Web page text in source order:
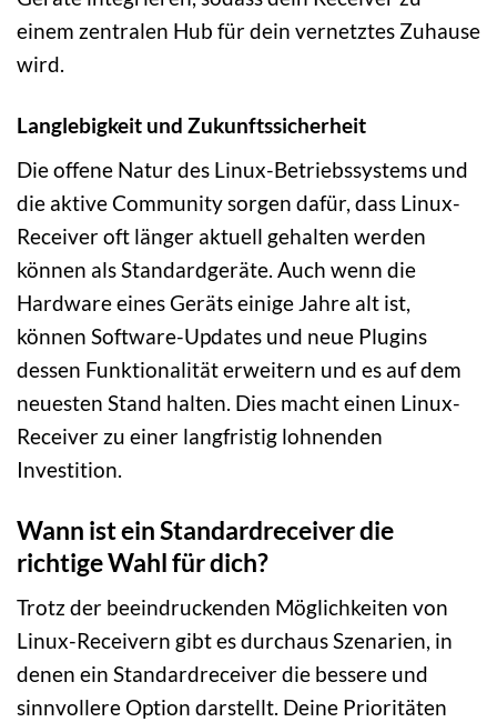
einem zentralen Hub für dein vernetztes Zuhause
wird.
Langlebigkeit und Zukunftssicherheit
Die offene Natur des Linux-Betriebssystems und
die aktive Community sorgen dafür, dass Linux-
Receiver oft länger aktuell gehalten werden
können als Standardgeräte. Auch wenn die
Hardware eines Geräts einige Jahre alt ist,
können Software-Updates und neue Plugins
dessen Funktionalität erweitern und es auf dem
neuesten Stand halten. Dies macht einen Linux-
Receiver zu einer langfristig lohnenden
Investition.
Wann ist ein Standardreceiver die
richtige Wahl für dich?
Trotz der beeindruckenden Möglichkeiten von
Linux-Receivern gibt es durchaus Szenarien, in
denen ein Standardreceiver die bessere und
sinnvollere Option darstellt. Deine Prioritäten